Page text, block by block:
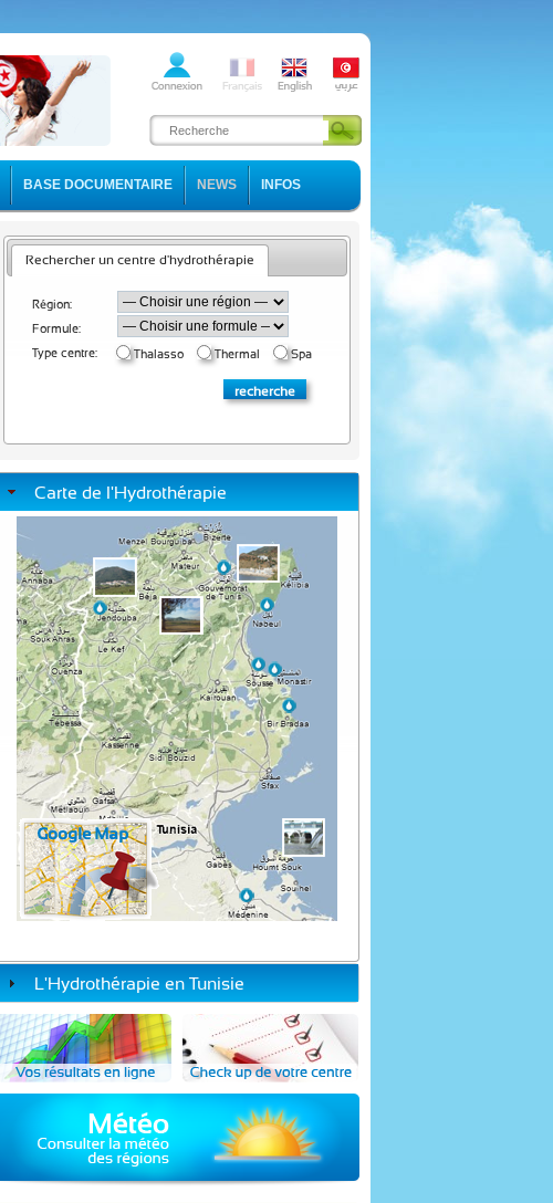
BASE DOCUMENTAIRE NEWS INFOS
Rechercher un centre d'hydrothérapie
Région:
Formule:
Type centre:
Thalasso Thermal Spa
Carte de l'Hydrothérapie
L'Hydrothérapie en Tunisie